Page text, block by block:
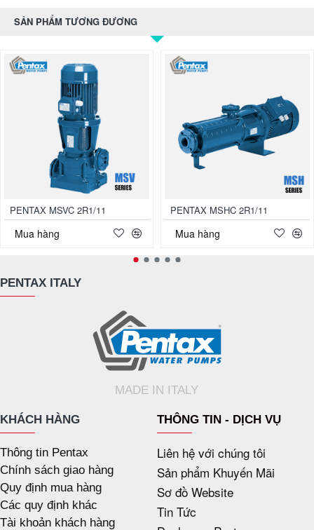
SẢN PHẨM TƯƠNG ĐƯƠNG
PENTAX MSVC 2R1/11
Mua hàng
PENTAX MSHC 2R1/11
Mua hàng
PENTAX ITALY
MADE IN ITALY
KHÁCH HÀNG
Thông tin Pentax
Chính sách giao hàng
Quy định mua hàng
Các quy định khác
Tài khoản khách hàng
THÔNG TIN - DỊCH VỤ
Liên hệ với chúng tôi
Sản phẩm Khuyến Mãi
Sơ đồ Website
Tin Tức